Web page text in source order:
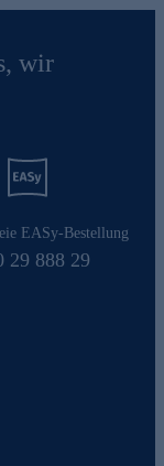
wir
EASy-Bestellung
29 888 29